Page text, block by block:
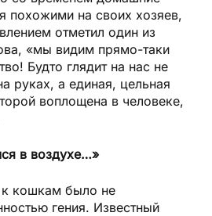
похожими на своих хозяев,
отметил один из
«мы видим прямо-таки
Будто глядит на нас не
руках, а единая, цельная
воплощена в человеке,
в воздухе…»
кошкам было не
гения. Известный